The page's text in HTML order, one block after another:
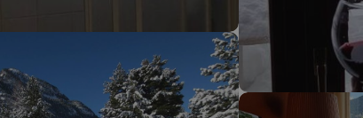
que el nostre cercador ha perdut el nord. Quan trobi la